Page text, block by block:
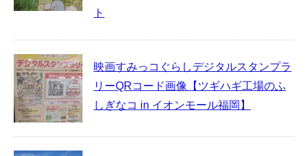
ト
映画すみっコぐらしデジタルスタンプラ
リーQRコード画像【ツギハギ工場のふ
しぎなコ in イオンモール福岡】